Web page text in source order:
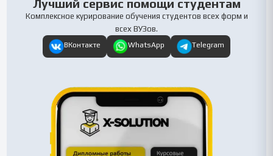
Лучший сервис помощи студентам
Комплексное курирование обучения студентов всех форм и
всех ВУЗов.
ВКонтакте WhatsApp Telegram